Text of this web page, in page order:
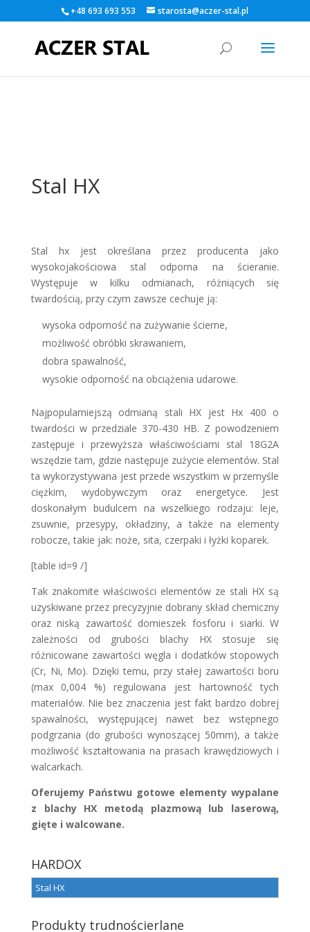
Warning: A non-numeric value encountered in
/home/klient.dhosting.pl/kamildlugos/aczer-
stal.pl/public_html/wp-content/themes/Divi/functions.php
+48 693 693 553 starosta@aczer-stal.pl
Stal HX
Stal hx jest określana przez producenta jako
wysokojakościowa stal odporna na ścieranie.
Występuje w kilku odmianach, różniących się
twardością, przy czym zawsze cechuje ją:
wysoka odporność na zużywanie ścierne,
możliwość obróbki skrawaniem,
dobra spawalność,
wysokie odporność na obciążenia udarowe.
Najpopularniejszą odmianą stali HX jest Hx 400 o
twardości w przedziale 370-430 HB. Z powodzeniem
zastępuje i przewyższa właściwościami stal 18G2A
wszędzie tam, gdzie następuje zużycie elementów. Stal
ta wykorzystywana jest przede wszystkim w przemyśle
ciężkim, wydobywczym oraz energetyce. Jest
doskonałym budulcem na wszelkiego rodzaju: leje,
zsuwnie, przesypy, okładziny, a także na elementy
robocze, takie jak: noże, sita, czerpaki i łyżki koparek.
[table id=9 /]
Tak znakomite właściwości elementów ze stali HX są
uzyskiwane przez precyzyjnie dobrany skład chemiczny
oraz niską zawartość domieszek fosforu i siarki. W
zależności od grubości blachy HX stosuje się
różnicowane zawartości węgla i dodatków stopowych
(Cr, Ni, Mo). Dzięki temu, przy stałej zawartości boru
(max 0,004 %) regulowana jest hartowność tych
materiałów. Nie bez znaczenia jest fakt bardzo dobrej
spawalności, występującej nawet bez wstępnego
podgrzania (do grubości wynoszącej 50mm), a także
możliwość kształtowania na prasach krawędziowych i
walcarkach.
Oferujemy Państwu gotowe elementy wypalane
z blachy HX metodą plazmową lub laserową,
gięte i walcowane.
HARDOX
Stal HX
Produkty trudnościerlane